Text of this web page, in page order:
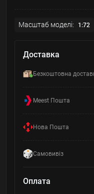
Масштаб моделі: 1:72
Доставка
Безкоштовна
Meest Пошта
Нова Пошта
Самовивіз
Оплата